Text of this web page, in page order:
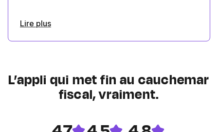
Lire plus
L’appli qui met fin au cauchemar
fiscal, vraiment.